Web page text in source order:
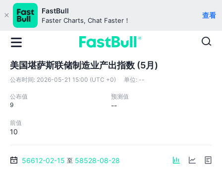
FastBull
Faster Charts, Chat Faster！
查看
美国堪萨斯联储制造业产出指数 (5月)
公布时间: 2026-05-21 15:00 (UTC +0) 单位: --
公布值
9
预测值
--
前值
10
56612-02-15 至 58528-08-28